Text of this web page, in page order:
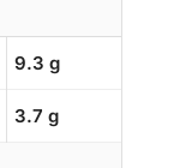
9.3 g
3.7 g